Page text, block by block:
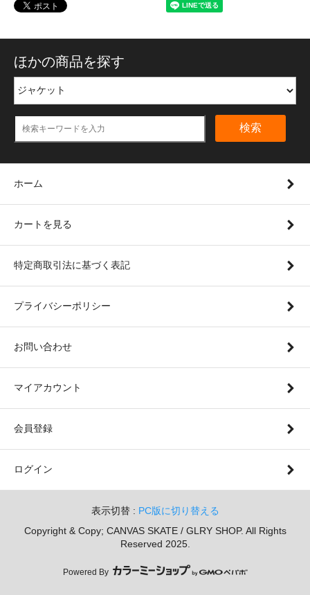
ほかの商品を探す
検索
ホーム
カートを見る
特定商取引法に基づく表記
プライバシーポリシー
お問い合わせ
マイアカウント
会員登録
ログイン
表示切替 : PC版に切り替える
Copyright & Copy; CANVAS SKATE / GLRY SHOP. All Rights
Reserved 2025.
Powered By